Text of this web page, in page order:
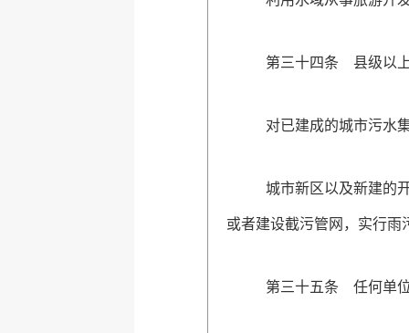
第三十四条 县级以
对已建成的城市污水
城市新区以及新建的
或者建设截污管网，实行雨
第三十五条 任何单